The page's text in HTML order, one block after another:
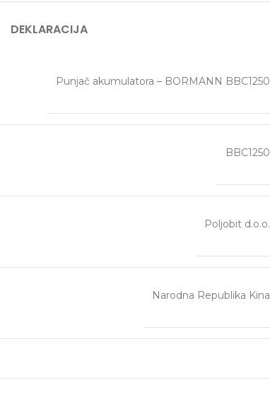
DEKLARACIJA
Punjač akumulatora – BORMANN BBC1250
BBC1250
Poljobit d.o.o.
Narodna Republika Kina